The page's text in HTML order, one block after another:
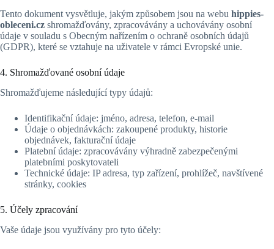
Tento dokument vysvětluje, jakým způsobem jsou na webu hippies-
obleceni.cz shromažďovány, zpracovávány a uchovávány osobní
údaje v souladu s Obecným nařízením o ochraně osobních údajů
(GDPR), které se vztahuje na uživatele v rámci Evropské unie.
4. Shromažďované osobní údaje
Shromažďujeme následující typy údajů:
Identifikační údaje: jméno, adresa, telefon, e-mail
Údaje o objednávkách: zakoupené produkty, historie
objednávek, fakturační údaje
Platební údaje: zpracovávány výhradně zabezpečenými
platebními poskytovateli
Technické údaje: IP adresa, typ zařízení, prohlížeč, navštívené
stránky, cookies
5. Účely zpracování
Vaše údaje jsou využívány pro tyto účely: